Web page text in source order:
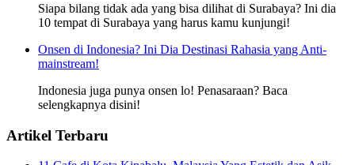
Siapa bilang tidak ada yang bisa dilihat di Surabaya? Ini dia
10 tempat di Surabaya yang harus kamu kunjungi!
Onsen di Indonesia? Ini Dia Destinasi Rahasia yang Anti-
mainstream!
Indonesia juga punya onsen lo! Penasaraan? Baca
selengkapnya disini!
Artikel Terbaru